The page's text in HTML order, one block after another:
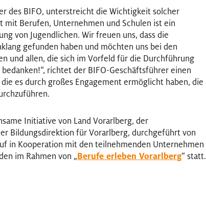
des BIFO, unterstreicht die Wichtigkeit solcher
Berufen, Unternehmen und Schulen ist ein
von Jugendlichen. Wir freuen uns, dass die
gefunden haben und möchten uns bei den
und allen, die sich im Vorfeld für die Durchführung
richtet der BIFO-Geschäftsführer einen
es durch großes Engagement ermöglicht haben, die
Initiative von Land Vorarlberg, der
Bildungsdirektion für Vorarlberg, durchgeführt von
in Kooperation mit den teilnehmenden Unternehmen
im Rahmen von „Berufe erleben Vorarlberg“ statt.